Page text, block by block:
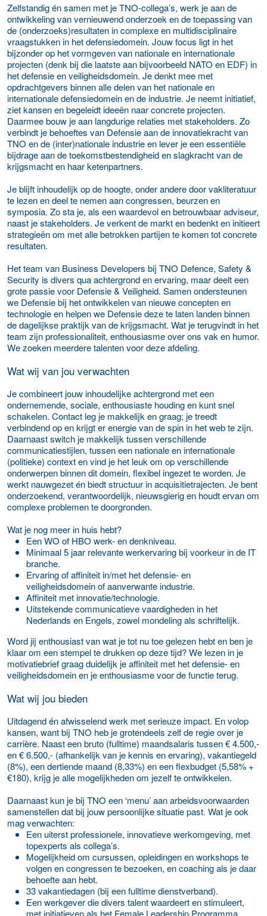
Zelfstandig én samen met je TNO-collega’s, werk je aan de
ontwikkeling van vernieuwend onderzoek en de toepassing van
de (onderzoeks)resultaten in complexe en multidisciplinaire
vraagstukken in het defensiedomein. Jouw focus ligt in het
bijzonder op het vormgeven van nationale en internationale
projecten (denk bij die laatste aan bijvoorbeeld NATO en EDF) in
het defensie en veiligheidsdomein. Je denkt mee met
opdrachtgevers binnen alle delen van het nationale en
internationale defensiedomein en de industrie. Je neemt initiatief,
ziet kansen en begeleidt ideeën naar concrete projecten.
Daarmee bouw je aan langdurige relaties met stakeholders. Zo
verbindt je behoeftes van Defensie aan de innovatiekracht van
TNO en de (inter)nationale industrie en lever je een essentiële
bijdrage aan de toekomstbestendigheid en slagkracht van de
krijgsmacht en haar ketenpartners.
Je blijft inhoudelijk op de hoogte, onder andere door vakliteratuur
te lezen en deel te nemen aan congressen, beurzen en
symposia. Zo sta je, als een waardevol en betrouwbaar adviseur,
naast je stakeholders. Je verkent de markt en bedenkt en initieert
strategieën om met alle betrokken partijen te komen tot concrete
resultaten.
Het team van Business Developers bij TNO Defence, Safety &
Security is divers qua achtergrond en ervaring, maar deelt een
grote passie voor Defensie & Veiligheid. Samen ondersteunen
we Defensie bij het ontwikkelen van nieuwe concepten en
technologie en helpen we Defensie deze te laten landen binnen
de dagelijkse praktijk van de krijgsmacht. Wat je terugvindt in het
team zijn professionaliteit, enthousiasme over ons vak en humor.
We zoeken meerdere talenten voor deze afdeling.
Wat wij van jou verwachten
Je combineert jouw inhoudelijke achtergrond met een
ondernemende, sociale, enthousiaste houding en kunt snel
schakelen. Contact leg je makkelijk en graag; je treedt
verbindend op en krijgt er energie van de spin in het web te zijn.
Daarnaast switch je makkelijk tussen verschillende
communicatiestijlen, tussen een nationale en internationale
(politieke) context en vind je het leuk om op verschillende
onderwerpen binnen dit domein, flexibel ingezet te worden. Je
werkt nauwgezet én biedt structuur in acquisitietrajecten. Je bent
onderzoekend, verantwoordelijk, nieuwsgierig en houdt ervan om
complexe problemen te doorgronden.
Wat je nog meer in huis hebt?
Een WO of HBO werk- en denkniveau.
Minimaal 5 jaar relevante werkervaring bij voorkeur in de IT
branche.
Ervaring of affiniteit in/met het defensie- en
veiligheidsdomein of aanverwante industrie.
Affiniteit met innovatie/technologie.
Uitstekende communicatieve vaardigheden in het
Nederlands en Engels, zowel mondeling als schriftelijk.
Word jij enthousiast van wat je tot nu toe gelezen hebt en ben je
klaar om een stempel te drukken op deze tijd? We lezen in je
motivatiebrief graag duidelijk je affiniteit met het defensie- en
veiligheidsdomein en je enthousiasme voor de functie terug.
Wat wij jou bieden
Uitdagend én afwisselend werk met serieuze impact. En volop
kansen, want bij TNO heb je grotendeels zelf de regie over je
carrière. Naast een bruto (fulltime) maandsalaris tussen € 4.500,-
en € 6.500,- (afhankelijk van je kennis en ervaring), vakantiegeld
(8%), een dertiende maand (8,33%) en een flexbudget (5,58% +
€180), krijg je alle mogelijkheden om jezelf te ontwikkelen.
Daarnaast kun je bij TNO een ‘menu’ aan arbeidsvoorwaarden
samenstellen dat bij jouw persoonlijke situatie past. Wat je ook
mag verwachten:
Een uiterst professionele, innovatieve werkomgeving, met
topexperts als collega’s.
Mogelijkheid om cursussen, opleidingen en workshops te
volgen en congressen te bezoeken, en coaching als je daar
behoefte aan hebt.
33 vakantiedagen (bij een fulltime dienstverband).
Een werkgever die divers talent waardeert en stimuleert,
met initiatieven als het Female Leadership Programma,